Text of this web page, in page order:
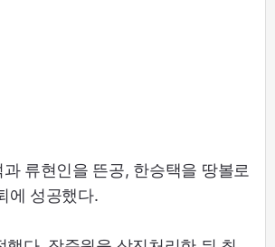
류현인을 뜬공, 한승택을 땅볼로
에 성공했다.